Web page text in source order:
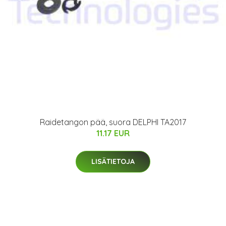
Raidetangon pää, suora DELPHI TA2017
11.17 EUR
LISÄTIETOJA